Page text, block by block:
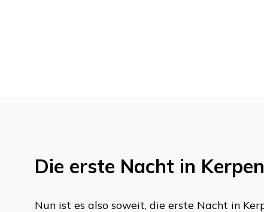
Die erste Nacht in Kerpen
Nun ist es also soweit, die erste Nacht in